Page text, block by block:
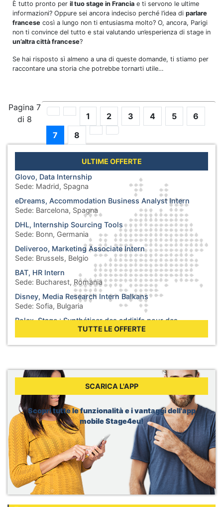
ULTIME OFFERTE
Glovo, Data Internship
Sede: Madrid, Spagna
eDreams, Accommodation Business Analyst Intern
Sede: Barcelona, Spagna
DHL, Internship Sourcing Tools
Sede: Bonn, Germania
Deliveroo, Marketing Associate Intern
Sede: Brussels, Belgio
BAT, HR Intern
Sede: Bucharest, Romania
Disney, Media Research Intern Balkans
Sede: Sofia, Bulgaria
Rolex, Stage : Synthétiser des additifs pour des
Sede: Biel, Svizzera
WHO, Internship - Nutrition and Food Safety
Geneva, Svizzera
Dior, Merchandising Intern
Sede: Brussels, Belgio
TUTTE LE OFFERTE
SCARICA L'APP
Scopri tutte le funzionalità e i vantaggi dell'app
mobile Stage4eu!
È tutto pronto per il tuo stage in Francia e ti servono le ultime
informazioni? Oppure sei ancora indeciso perché l’idea di parlare
francese così a lungo non ti entusiasma molto? O, ancora, Parigi
non ti convince del tutto e stai valutando un’esperienza di stage in
un’altra città francese?
Se hai risposto sì almeno a una di queste domande, ti stiamo per
raccontare una storia che potrebbe tornarti utile…
Pagina 7
di 8
1 2 3 4 5
6
7
8